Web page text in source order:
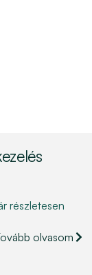
részletesen
olvasom